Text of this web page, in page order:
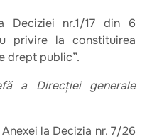
Deciziei nr.1/17 din 6
privire la constituirea
drept public”.
a Direcției generale
la Decizia nr. 7/26